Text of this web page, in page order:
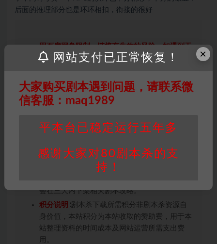
后面的推理部分也是环环相扣，衔接的很好
因百度网盘限制，链接有失效的风险，如遇到无
效链接请联系客服补发！！！网盘不限速下载神
免责声明： 本站所有剧本杀资源均为网友分享
投稿+个人整理而来，仅供学习研究使用，请勿
用于商业用途!任何人访问、浏览本站，购买或
条约约束，并遵守所有适用的法律法规。
权均属于机关版权或权利人。如有侵权，请发邮
件通知并提供相关证实资料至邮箱
会在三天内下架相关剧本攻略。
积分说明 ∶剧本杀下载所需积分非剧本杀资源自
身价值，本站积分为本站收取的赞助费，用于本
站整理资料的时间成本及网站运营所需支出费
用。
×
网站支付已正常恢复！
大家购买剧本遇到问题，请联系微
信客服：maq1989
平本台已稳定运行五年多
感谢大家对80剧本杀的支
持！